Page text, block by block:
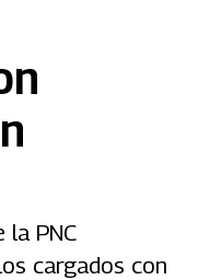
la PNC
cargados con